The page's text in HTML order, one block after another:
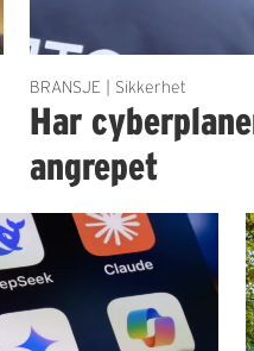
BRANSJE | Sikkerhet
Har
angrepet